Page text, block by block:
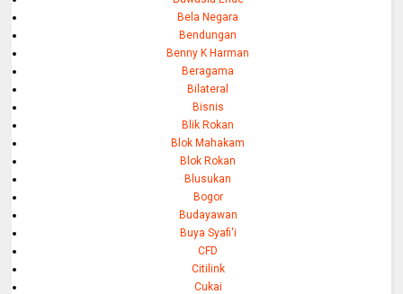
Bela Negara
Bendungan
Benny K Harman
Beragama
Bilateral
Bisnis
Blik Rokan
Blok Mahakam
Blok Rokan
Blusukan
Bogor
Budayawan
Buya Syafi'i
CFD
Citilink
Cukai